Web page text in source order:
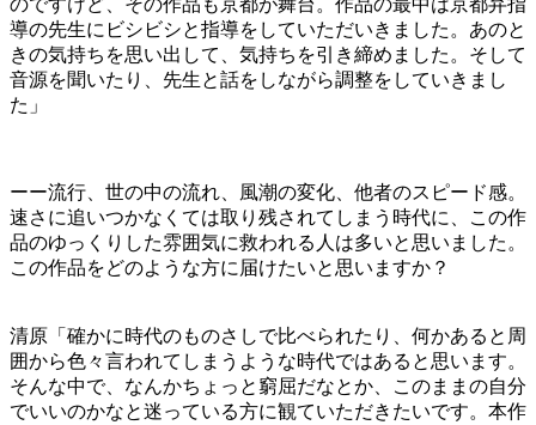
のですけど、その作品も京都が舞台。作品の最中は京都弁指
導の先生にビシビシと指導をしていただいきました。あのと
きの気持ちを思い出して、気持ちを引き締めました。そして
音源を聞いたり、先生と話をしながら調整をしていきまし
た」
ーー流行、世の中の流れ、風潮の変化、他者のスピード感。
速さに追いつかなくては取り残されてしまう時代に、この作
品のゆっくりした雰囲気に救われる人は多いと思いました。
この作品をどのような方に届けたいと思いますか？
清原「確かに時代のものさしで比べられたり、何かあると周
囲から色々言われてしまうような時代ではあると思います。
そんな中で、なんかちょっと窮屈だなとか、このままの自分
でいいのかなと迷っている方に観ていただきたいです。本作